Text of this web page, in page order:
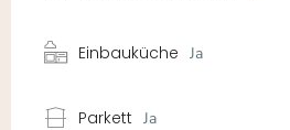
Einbauküche Ja
Parkett Ja